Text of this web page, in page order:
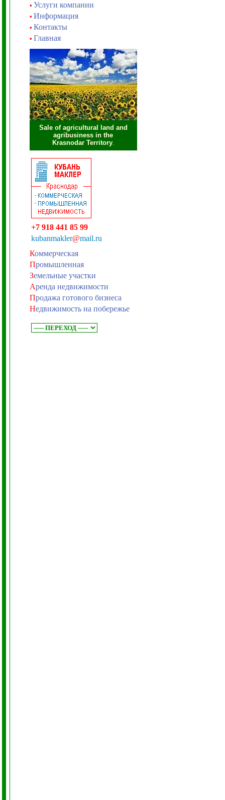
• Услуги компании
• Информация
• Контакты
• Главная
Sale of agricultural land and
agribusiness in the
Krasnodar Territory.
+7 918 441 85 99
kubanmakler@mail.ru
Коммерческая
Промышленная
Земельные участки
Аренда недвижимости
Продажа готового бизнеса
Недвижимость на побережье